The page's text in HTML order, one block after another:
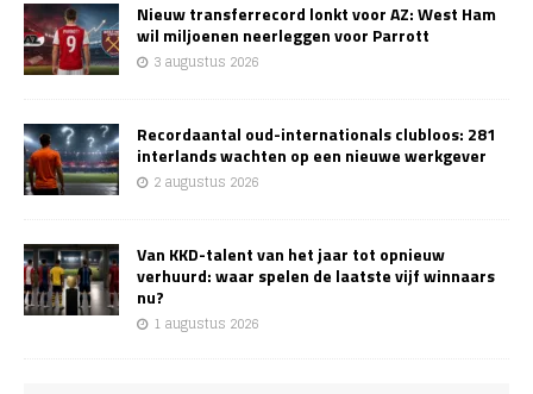
Nieuw transferrecord lonkt voor AZ: West Ham
wil miljoenen neerleggen voor Parrott
3 augustus 2026
Recordaantal oud-internationals clubloos: 281
interlands wachten op een nieuwe werkgever
2 augustus 2026
Van KKD-talent van het jaar tot opnieuw
verhuurd: waar spelen de laatste vijf winnaars
nu?
1 augustus 2026